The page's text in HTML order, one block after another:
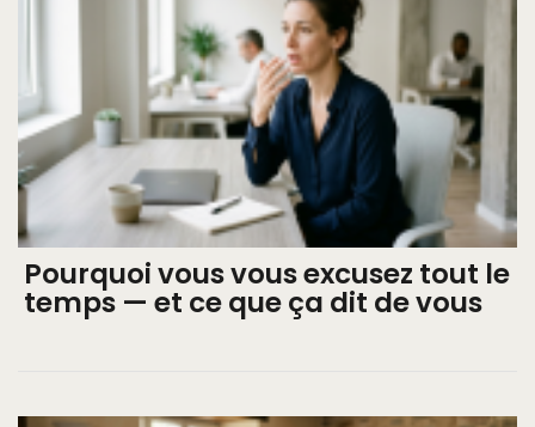
Pourquoi vous vous excusez tout le
temps — et ce que ça dit de vous